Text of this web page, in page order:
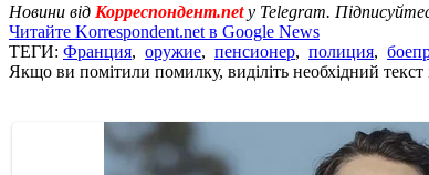
Новини від Корреспондент.netу Telegram.
Читайте Korrespondent.net в Google News
ТЕГИ: Франция, оружие, пенсионер, полиция,
Якщо ви помітили помилку, виділіть необхідний